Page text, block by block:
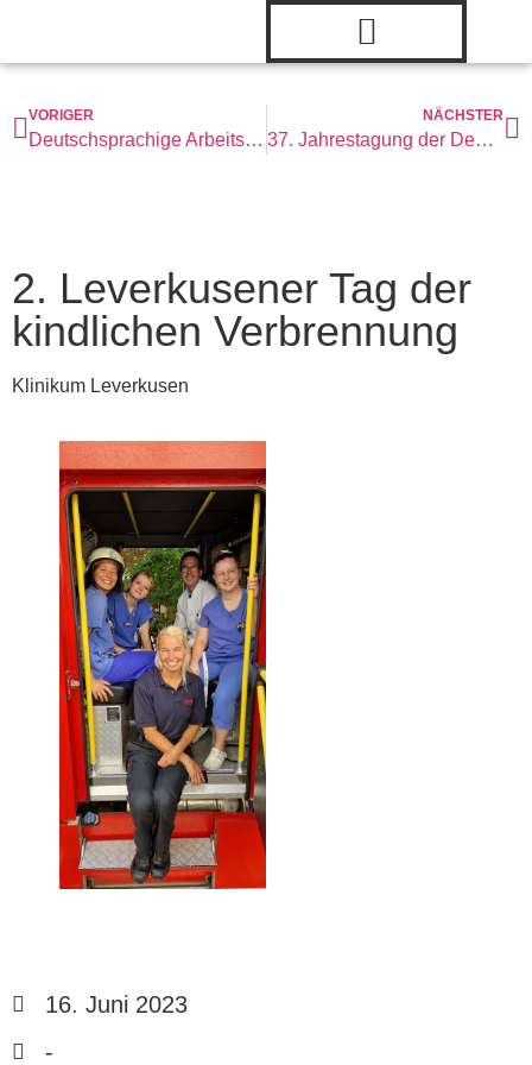
VORIGER
Deutschsprachige Arbeitsgemeinschaft Verbrennungschirurgie (DAV)
NÄCHSTER
37. Jahrestagung der Deutschen Gesellschaft für Dermatochirurgie
2. Leverkusener Tag der
kindlichen Verbrennung
Klinikum Leverkusen
16. Juni 2023
-